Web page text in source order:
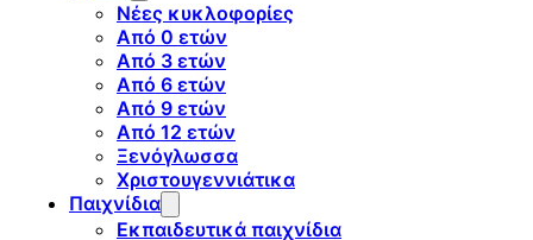
Νέες κυκλοφορίες
Από 0 ετών
Από 3 ετών
Από 6 ετών
Από 9 ετών
Από 12 ετών
Ξενόγλωσσα
Χριστουγεννιάτικα
Παιχνίδια
Εκπαιδευτικά παιχνίδια